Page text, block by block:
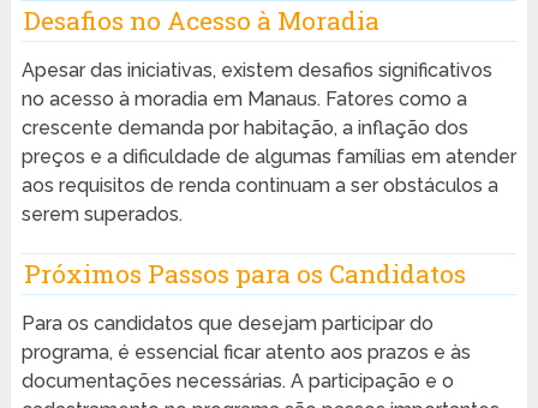
Desafios no Acesso à Moradia
Apesar das iniciativas, existem desafios significativos
no acesso à moradia em Manaus. Fatores como a
crescente demanda por habitação, a inflação dos
preços e a dificuldade de algumas famílias em atender
aos requisitos de renda continuam a ser obstáculos a
serem superados.
Próximos Passos para os Candidatos
Para os candidatos que desejam participar do
programa, é essencial ficar atento aos prazos e às
documentações necessárias. A participação e o